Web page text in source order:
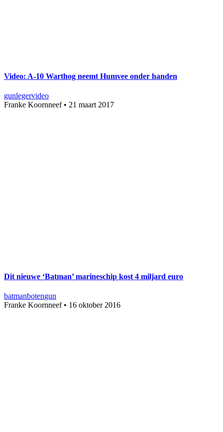
Video: A-10 Warthog neemt Humvee onder handen
gunlegervideo
Franke Koornneef• 21 maart 2017
Dit nieuwe ‘Batman’ marineschip kost 4 miljard euro
batmanbotengun
Franke Koornneef• 16 oktober 2016